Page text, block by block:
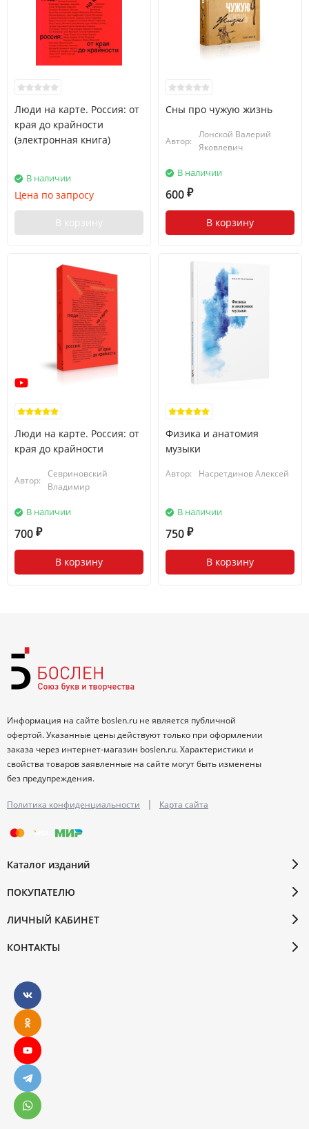
Люди на карте. Россия: от
края до крайности
(электронная книга)
В наличии
Цена по запросу
В корзину
Сны про чужую жизнь
Автор:
Лонской Валерий
Яковлевич
В наличии
600 ₽
В корзину
Люди на карте. Россия: от
края до крайности
Автор:
Севриновский
Владимир
В наличии
700 ₽
В корзину
Физика и анатомия
музыки
Автор: Насретдинов Алексей
В наличии
750 ₽
В корзину
Информация на сайте boslen.ru не является публичной
офертой. Указанные цены действуют только при оформлении
заказа через интернет-магазин boslen.ru. Характеристики и
свойства товаров заявленные на сайте могут быть изменены
без предупреждения.
Политика конфиденциальности | Карта сайта
Каталог изданий
ПОКУПАТЕЛЮ
ЛИЧНЫЙ КАБИНЕТ
КОНТАКТЫ